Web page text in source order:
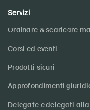
Servizi
Ordinare & scaricare
Corsi ed eventi
Prodotti sicuri
Approfondimenti
Delegate e delegati